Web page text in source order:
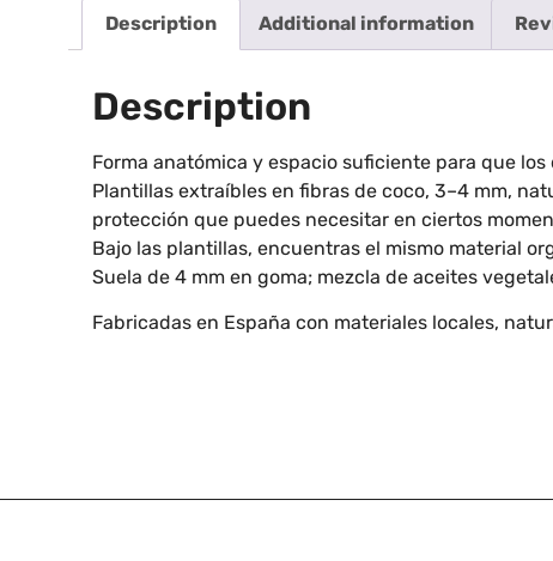
Description Additional information
Description
Forma anatómica y espacio suficiente para que
Plantillas extraíbles en fibras de coco, 3–4 mm,
protección que puedes necesitar en ciertos
Bajo las plantillas, encuentras el mismo material
Suela de 4 mm en goma; mezcla de aceites
Fabricadas en España con materiales locales,